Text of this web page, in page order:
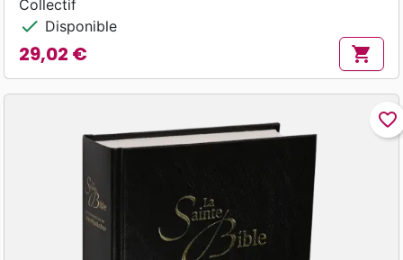
Collectif
check Disponible
Prix
29,02 € shopping_cart
favorite_border